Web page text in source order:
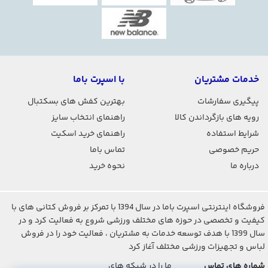
خدمات مشتریان
پیگیری سفارشات
رویه های بازگرداندن کالا
شرایط استفاده
حریم خصوصی
درباره ما
با اسپرت باما
بهترین کفش های بسکتبال
راهنمای انتخاب سایز
راهنمای خرید اسکیت
تماس باما
نحوه خرید
فروشگاه اینترنتی اسپرت باما در سال 1394 با تمرکز بر فروش کتانی های با
کیفیت و تخصصی در حوزه های مختلف ورزشی شروع به فعالیت کرد و در
سال 1399 با هدف توسعه خدمات به مشتریان ، فعالیت خود را در فروش
لباس و تجهیزات ورزشی مختلف آغاز کرد